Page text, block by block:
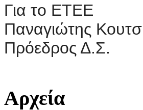
Για το ΕΤΕΕ
Παναγιώτης
Πρόεδρος Δ.Σ.
Αρχεία